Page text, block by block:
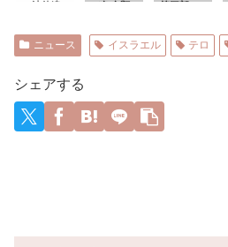
事なV字回
復‥」
パワハラ
で仕事で
入社員に
メンタル
やられて
る
４０１話
ニュース イスラエル テロ
シェアする